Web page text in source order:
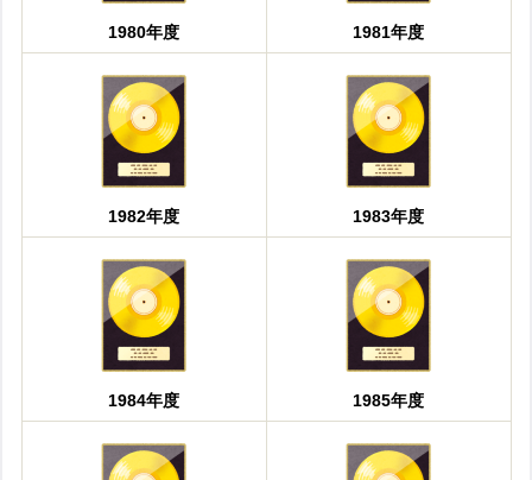
1980年度 1981年度
1982年度 1983年度
1984年度 1985年度